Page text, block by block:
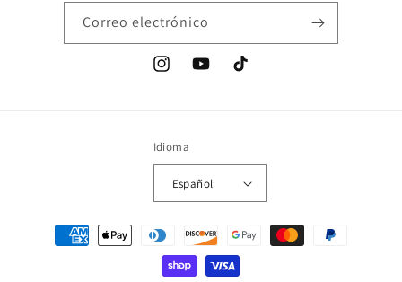
Correo electrónico
InstagramYouTubeTikTok
Idioma
Español
Formas